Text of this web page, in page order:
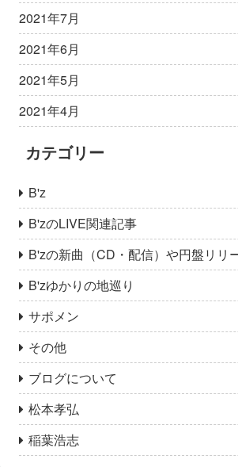
2021年7月
2021年6月
2021年5月
2021年4月
カテゴリー
B'z
B'zのLIVE関連記事
B'zの新曲（CD・配信）や円盤リリ
B'zゆかりの地巡り
サポメン
その他
ブログについて
松本孝弘
稲葉浩志